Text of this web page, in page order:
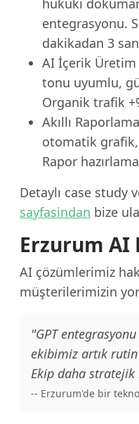
hukuki
entegrasyonu.
dakikadan 3
AI İçerik Üretim
tonu uyumlu,
Organik trafik
Akıllı
otomatik grafik,
Rapor
Detaylı case study
sayfasindan bize
Erzurum AI
AI çözümlerimiz
müşterilerimizin
"GPT
ekibimiz artık
Ekip daha
-- Erzurum'de bir